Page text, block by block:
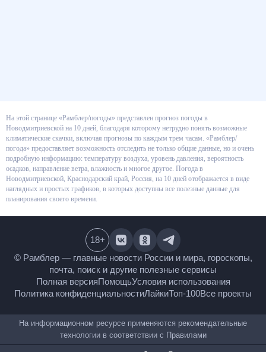
На этой странице «Рамблер/погоды» представлен прогноз погоды в
Новодмитриевской на 10 дней, благодаря которому нетрудно понять
возможные климатические скачки, включая прогнозы по каждым трем
часам. «Рамблер/погода» предоставляет возможность отследить не
только общие данные, но и очень подробную информацию: температуру
воздуха, уровень давления, вероятность осадков, направление ветра,
влажность и многое другое. Погода в Новодмитриевской, Краснодарский
край, Россия, на 10 дней отображается в виде наглядных и простых
графиков, в которых доступны все полезные данные для планирования
© Рамблер — главные новости России и мира,
гороскопы, почта, поиск и другие полезные сервисы
Полная версияПомощьУсловия использования
Все проекты
18+
На информационном ресурсе применяются